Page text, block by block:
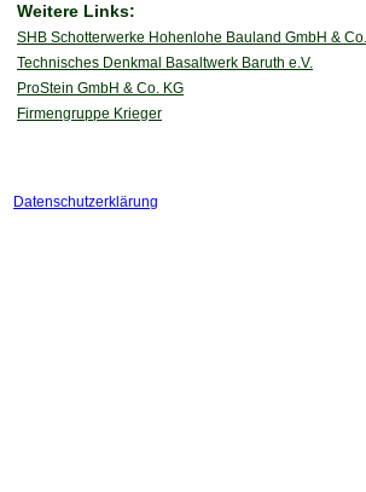
Weitere Links:
SHB Schotterwerke Hohenlohe Bauland GmbH &
Technisches Denkmal Basaltwerk Baruth e.V.
ProStein GmbH & Co. KG
Firmengruppe Krieger
Datenschutzerklärung